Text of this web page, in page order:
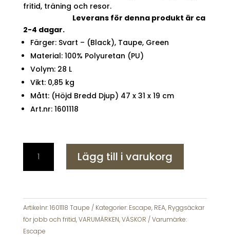
fritid, träning och resor.
Leverans för denna produkt är ca
2-4 dagar.
Färger: Svart – (Black), Taupe, Green
Material: 100% Polyuretan (PU)
Volym: 28 L
Vikt: 0,85 kg
Mått: (Höjd Bredd Djup) 47 x 31 x 19 cm
Art.nr: 1601118
Ryggsäck
fack
till
bärbar
dator
Lägg till i varukorg
Artikelnr:1601118 Taupe Kategorier: Escape, REA, Ryggsäckar
för jobb och fritid,VARUMÄRKEN,VÄSKOR
Varumärke:
Escape